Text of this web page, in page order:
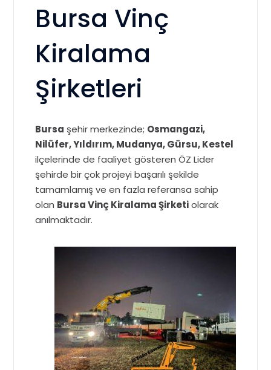
Bursa Vinç
Kiralama
Şirketleri
Bursa şehir merkezinde; Osmangazi,
Nilüfer, Yıldırım, Mudanya, Gürsu, Kestel
ilçelerinde de faaliyet gösteren ÖZ Lider
şehirde bir çok projeyi başarılı şekilde
tamamlamış ve en fazla referansa sahip
olan Bursa Vinç Kiralama Şirketiolarak
anılmaktadır.